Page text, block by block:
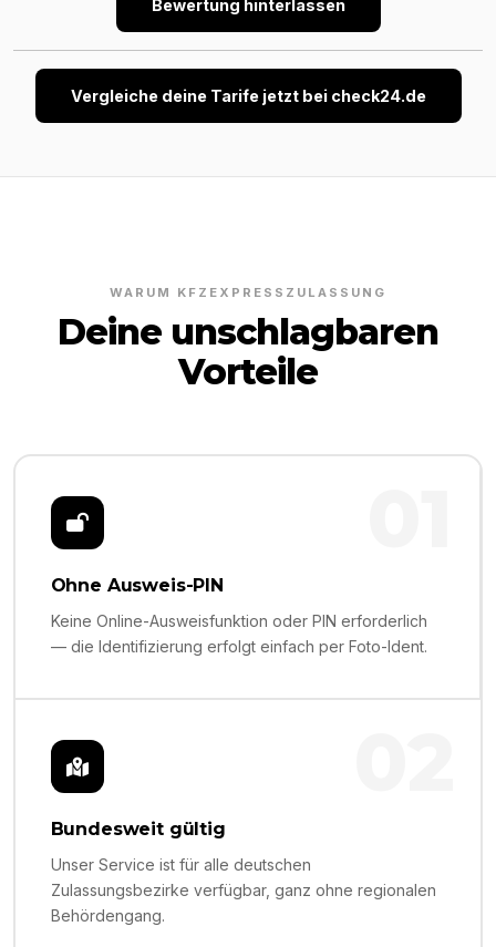
Bewertung hinterlassen
Vergleiche deine Tarife jetzt bei check24.de
WARUM KFZEXPRESSZULASSUNG
Deine unschlagbaren
Vorteile
Ohne Ausweis-PIN
Keine Online-Ausweisfunktion oder PIN erforderlich
— die Identifizierung erfolgt einfach per Foto-Ident.
Bundesweit gültig
Unser Service ist für alle deutschen
Zulassungsbezirke verfügbar, ganz ohne regionalen
Behördengang.